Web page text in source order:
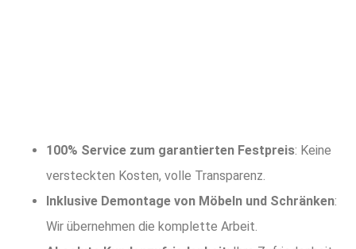
100% Service zum garantierten Festpreis: Keine
versteckten Kosten, volle Transparenz.
Inklusive Demontage von Möbeln und Schränken:
Wir übernehmen die komplette Arbeit.